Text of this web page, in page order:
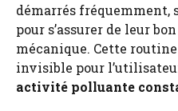
démarrés fréquemment,
pour s’assurer de leur
mécanique. Cette
invisible pour
activité polluante